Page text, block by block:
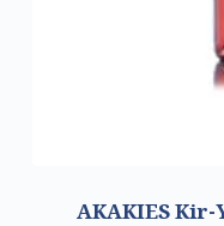
AKAKIES